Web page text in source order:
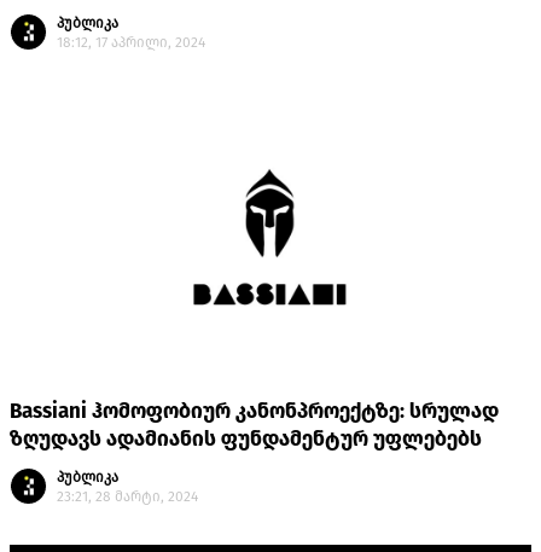
პუბლიკა
18:12, 17 აპრილი, 2024
Bassiani ჰომოფობიურ კანონპროექტზე: სრულად
ზღუდავს ადამიანის ფუნდამენტურ უფლებებს
პუბლიკა
23:21, 28 მარტი, 2024